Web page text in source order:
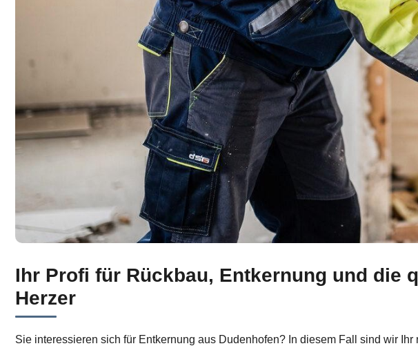
Ihre Möglichkeiten für Entkernung in Dudenhofen bei ↗️Herzer und
Ihr Profi für Rückbau, Entkernung und die
Herzer
Sie interessieren sich für Entkernung aus Dudenhofen? In diesem Fall sind wir